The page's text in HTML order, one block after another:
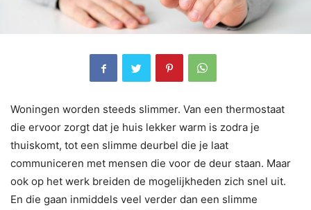
Woningen worden steeds slimmer. Van een thermostaat
die ervoor zorgt dat je huis lekker warm is zodra je
thuiskomt, tot een slimme deurbel die je laat
communiceren met mensen die voor de deur staan. Maar
ook op het werk breiden de mogelijkheden zich snel uit.
En die gaan inmiddels veel verder dan een slimme